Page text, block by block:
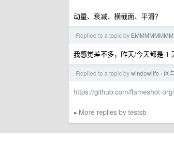
动量、衰减、横截面、平滑？
Replied to a topic by
我感觉差不多，昨天/今天都是 1
Replied to a topic bywindowlife › 问
https://github.com/flameshot-
» More replies by testsb